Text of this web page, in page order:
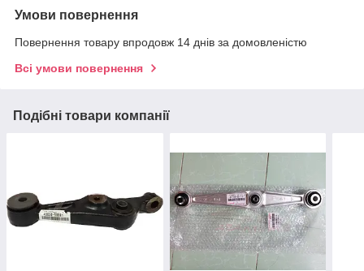
Умови повернення
Повернення товару впродовж 14 днів за домовленістю
Всі умови повернення
Подібні товари компанії